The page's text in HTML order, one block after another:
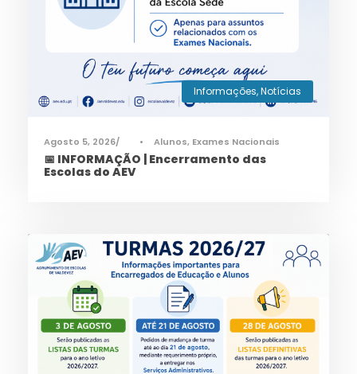
Informações,Notícias
Agosto 5, 2026 • Alunos, Exames Nacionais
📅 INFORMAÇÃO | Encerramento das
Escolas do AEV